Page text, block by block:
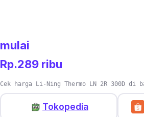
mulai
Rp.289 ribu
Cek harga Li-Ning Thermo LN 2R 300D di
Tokopedia